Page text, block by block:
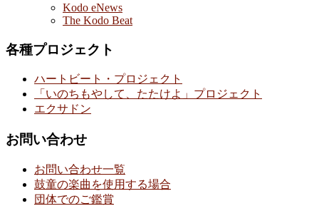
Kodo eNews
The Kodo Beat
各種プロジェクト
ハートビート・プロジェクト
「いのちもやして、たたけよ」プロジェクト
エクサドン
お問い合わせ
お問い合わせ一覧
鼓童の楽曲を使用する場合
団体でのご鑑賞